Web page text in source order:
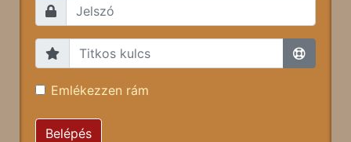
Emlékezzen rám
Belépés